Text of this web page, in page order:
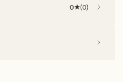
0 (0)